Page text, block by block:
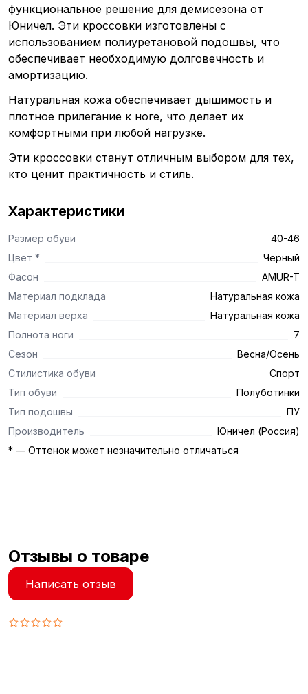
функциональное решение для демисезона от
Юничел. Эти кроссовки изготовлены с
использованием полиуретановой подошвы, что
обеспечивает необходимую долговечность и
амортизацию.
Натуральная кожа обеспечивает дышимость и
плотное прилегание к ноге, что делает их
комфортными при любой нагрузке.
Эти кроссовки станут отличным выбором для тех,
кто ценит практичность и стиль.
Характеристики
Размер обуви
40-46
Цвет *
Черный
Фасон
AMUR-T
Материал подклада
Натуральная кожа
Материал верха
Натуральная кожа
Полнота ноги
7
Сезон
Весна/Осень
Стилистика обуви
Спорт
Тип обуви
Полуботинки
Тип подошвы
ПУ
Производитель
Юничел (Россия)
* — Оттенок может незначительно отличаться
Отзывы о товаре
Написать отзыв